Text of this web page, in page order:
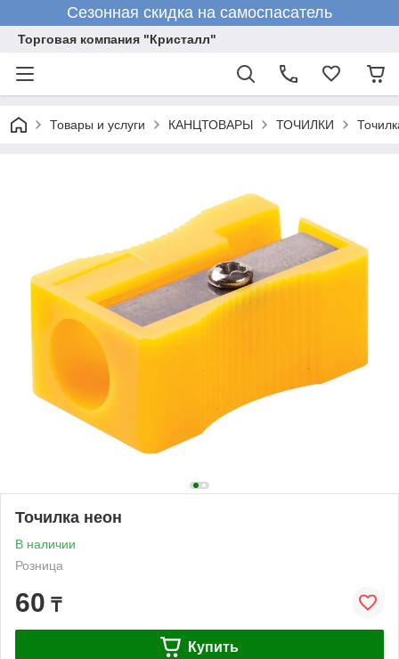
Сезонная скидка на самоспасатель
Торговая компания "Кристалл"
Товары и услуги КАНЦТОВАРЫ ТОЧИЛКИ
Точилка неон
В наличии
Розница
60 ₸
Купить